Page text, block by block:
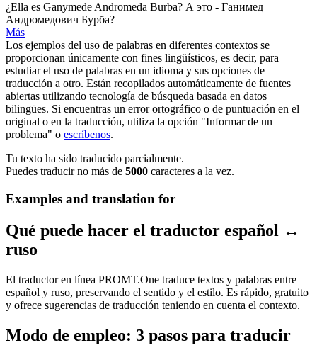
¿Ella es Ganymede Andromeda Burba? А это - Ганимед
Андромедович Бурба?
Más
Los ejemplos del uso de palabras en diferentes contextos se
proporcionan únicamente con fines lingüísticos, es decir, para
estudiar el uso de palabras en un idioma y sus opciones de
traducción a otro. Están recopilados automáticamente de fuentes
abiertas utilizando tecnología de búsqueda basada en datos
bilingües. Si encuentras un error ortográfico o de puntuación en el
original o en la traducción, utiliza la opción "Informar de un
problema" o escríbenos.
Tu texto ha sido traducido parcialmente.
Puedes traducir no más de 5000 caracteres a la vez.
Examples and translation for
Qué puede hacer el traductor español ↔
ruso
El traductor en línea PROMT.One traduce textos y palabras entre
español y ruso, preservando el sentido y el estilo. Es rápido, gratuito
y ofrece sugerencias de traducción teniendo en cuenta el contexto.
Modo de empleo: 3 pasos para traducir